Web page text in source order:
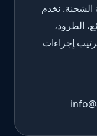
الشحنة. نخدم
الطرود،
إجراءات